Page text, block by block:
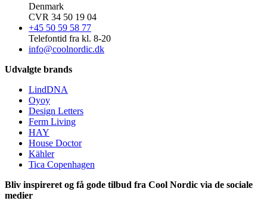
Denmark
CVR 34 50 19 04
+45 50 59 58 77
Telefontid fra kl. 8-20
info@coolnordic.dk
Udvalgte brands
LindDNA
Oyoy
Design Letters
Ferm Living
HAY
House Doctor
Kähler
Tica Copenhagen
Bliv inspireret og få gode tilbud fra Cool Nordic via de sociale
medier